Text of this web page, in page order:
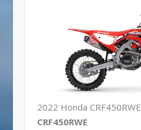
2022 Honda CRF450RWE
CRF450RWE